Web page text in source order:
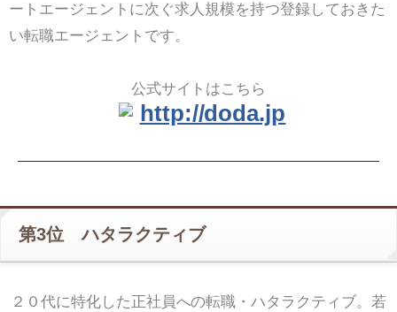
ートエージェントに次ぐ求人規模を持つ登録しておきた
い転職エージェントです。
公式サイトはこちら
http://doda.jp
第3位 ハタラクティブ
２０代に特化した正社員への転職・ハタラクティブ。若